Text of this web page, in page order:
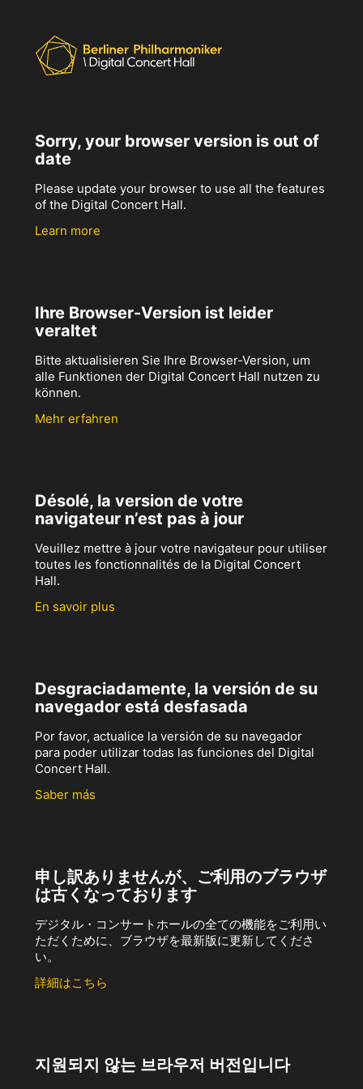
Sorry, your browser version is out of
date
Please update your browser to use all the features
of the Digital Concert Hall.
Learn more
Ihre Browser-Version ist leider
veraltet
Bitte aktualisieren Sie Ihre Browser-Version, um
alle Funktionen der Digital Concert Hall nutzen zu
können.
Mehr erfahren
Désolé, la version de votre
navigateur n’est pas à jour
Veuillez mettre à jour votre navigateur pour utiliser
toutes les fonctionnalités de la Digital Concert
Hall.
En savoir plus
Desgraciadamente, la versión de su
navegador está desfasada
Por favor, actualice la versión de su navegador
para poder utilizar todas las funciones del Digital
Concert Hall.
Saber más
申し訳ありませんが、ご利用のブラウザ
は古くなっております
デジタル・コンサートホールの全ての機能をご利用い
ただくために、ブラウザを最新版に更新してくださ
い。
詳細はこちら
지원되지 않는 브라우저 버전입니다